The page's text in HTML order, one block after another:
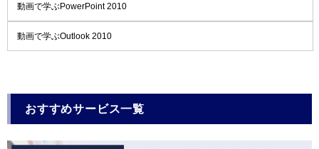
動画で学ぶPowerPoint 2010
動画で学ぶOutlook 2010
おすすめサービス一覧